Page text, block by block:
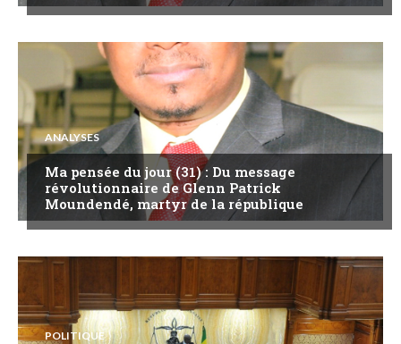
ANALYSES
Ma pensée du jour (31) : Du message
révolutionnaire de Glenn Patrick
Moundendé, martyr de la république
POLITIQUE